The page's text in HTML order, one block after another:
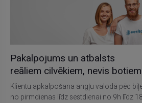
Pakalpojums un atbalsts
reāliem cilvēkiem, nevis botiem
Klientu apkalpošana angļu valodā pēc
no pirmdienas līdz sestdienai no 9h līdz